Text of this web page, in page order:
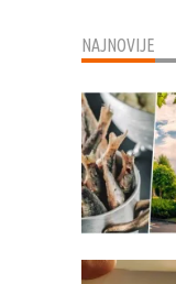
NAJNOVIJE